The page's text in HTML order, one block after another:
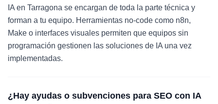
IA en Tarragona se encargan de toda la parte técnica y
forman a tu equipo. Herramientas no-code como n8n,
Make o interfaces visuales permiten que equipos sin
programación gestionen las soluciones de IA una vez
implementadas.
¿Hay ayudas o subvenciones para SEO con IA